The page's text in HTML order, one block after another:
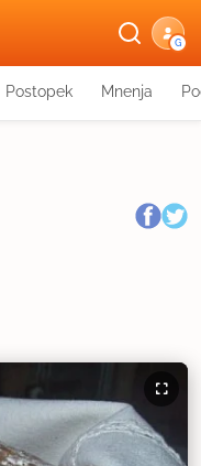
G
Postopek Mnenja